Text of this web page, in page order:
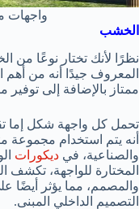
واجهات
الخشب
نظرًا لأنك تختار نوعًا من
المعروف جيدًا أنه من
ممتاز بالإضافة إلى توفير
تحمل كل واجهة شكل إما
أنه يتم استخدام مجموعة
والصناعية، في ديكورات
المختارة للواجهة، تكشف
والمصمم، مما يؤثر أيضًا
التصميم الداخلي المبنى.